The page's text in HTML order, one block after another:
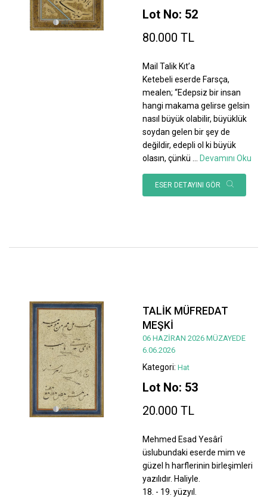
Lot No: 52
80.000 TL
Mail Talik Kıt’a
Ketebeli eserde Farsça,
mealen; “Edepsiz bir insan
hangi makama gelirse gelsin
nasıl büyük olabilir, büyüklük
soydan gelen bir şey de
değildir, edepli ol ki büyük
olasın, çünkü ... Devamını Oku
ESER DETAYINI GÖR
TALİK MÜFREDAT
MEŞKİ
06 HAZİRAN 2026 MÜZAYEDE
6.06.2026
Kategori: Hat
Lot No: 53
20.000 TL
Mehmed Esad Yesârî
üslubundaki eserde mim ve
güzel h harflerinin birleşimleri
yazılıdır. Haliyle.
18. - 19. yüzyıl.